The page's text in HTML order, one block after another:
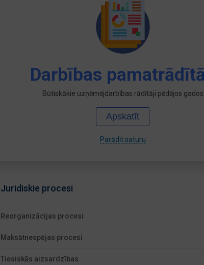
Darbības
Būtiskākie uzņēmējdarbības rādītāji pēdējos gados
Apskatīt
Parādīt saturu
Juridiskie procesi
Reorganizācijas procesi
Maksātnespējas procesi
Tiesiskās aizsardzības